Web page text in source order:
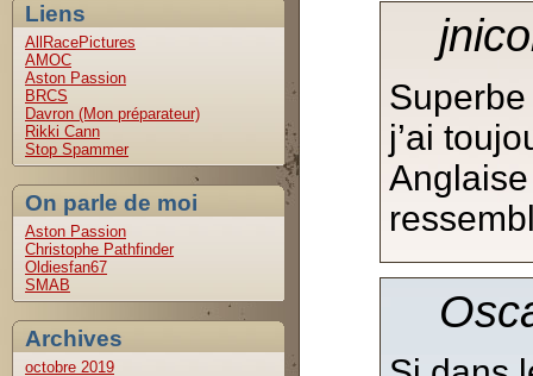
Liens
AllRacePictures
AMOC
Aston Passion
BRCS
Davron (Mon préparateur)
Rikki Cann
Stop Spammer
On parle de moi
Aston Passion
Christophe Pathfinder
Oldiesfan67
SMAB
Archives
octobre 2019
j’ai